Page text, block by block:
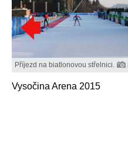
Příjezd na biatlonovou střelnici.
Vysočina Arena 2015